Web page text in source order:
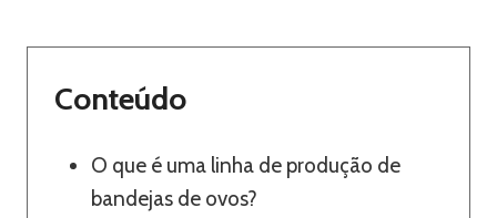
Conteúdo
O que é uma linha de produção de
bandejas de ovos?